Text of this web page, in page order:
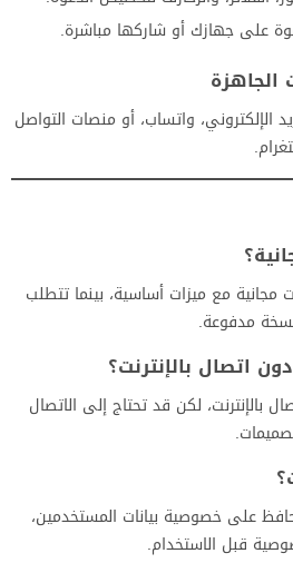
على جهازك أو شاركها مباشرة.
الجاهزة
الإلكتروني، واتساب، أو منصات التواصل
مجانية مع ميزات أساسية، بينما تتطلب
مدفوعة.
اتصال بالإنترنت؟
بالإنترنت، لكن قد تحتاج إلى الاتصال
على خصوصية بيانات المستخدمين،
قبل الاستخدام.